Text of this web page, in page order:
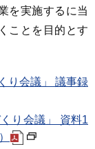
を実施するに当
ことを目的とす
り会議」 議事録
り会議」 資料1